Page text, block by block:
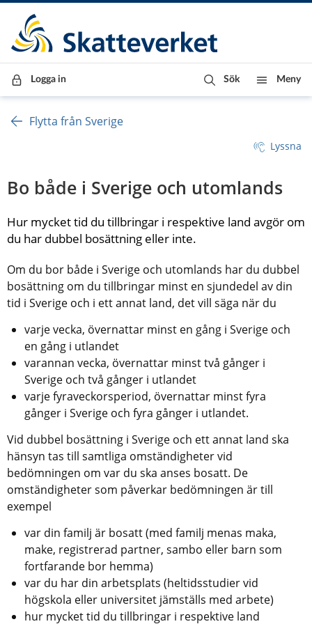
Till innehåll
Till navigationen
Till chattrobot
Logga in Sök Meny
Flytta från Sverige
Lyssna
Bo både i Sverige och utomlands
Hur mycket tid du tillbringar i respektive land avgör om
du har dubbel bosättning eller inte.
Om du bor både i Sverige och utomlands har du dubbel
bosättning om du tillbringar minst en sjundedel av din
tid i Sverige och i ett annat land, det vill säga när du
varje vecka, övernattar minst en gång i Sverige och
en gång i utlandet
varannan vecka, övernattar minst två gånger i
Sverige och två gånger i utlandet
varje fyraveckorsperiod, övernattar minst fyra
gånger i Sverige och fyra gånger i utlandet.
Vid dubbel bosättning i Sverige och ett annat land ska
hänsyn tas till samtliga omständigheter vid
bedömningen om var du ska anses bosatt. De
omständigheter som påverkar bedömningen är till
exempel
var din familj är bosatt (med familj menas maka,
make, registrerad partner, sambo eller barn som
fortfarande bor hemma)
var du har din arbetsplats (heltidsstudier vid
högskola eller universitet jämställs med arbete)
hur mycket tid du tillbringar i respektive land